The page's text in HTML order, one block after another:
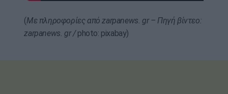
(Με πληροφορίες από zarpanews. gr – Πηγή βίντεο:
zarpanews. gr /photo: pixabay)